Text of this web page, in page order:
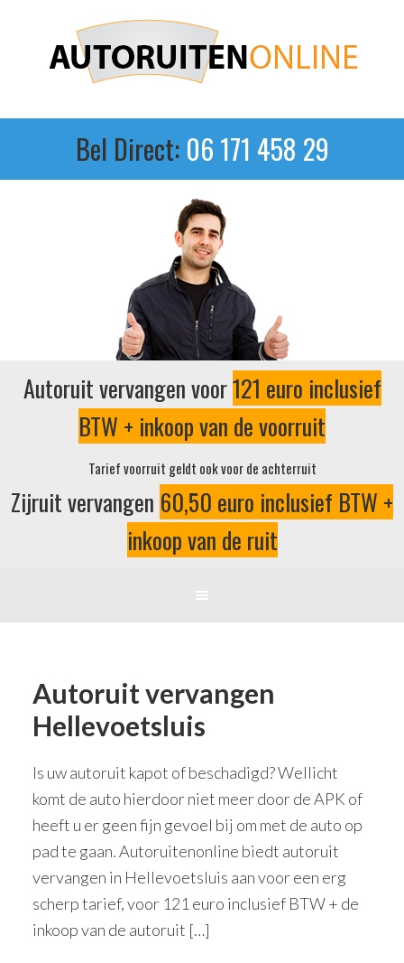
Bel Direct: 06 171 458 29
Autoruit vervangen voor121 euro inclusief
BTW + inkoop van de voorruit
Tarief voorruit geldt ook voor de achterruit
Zijruit vervangen 60,50 euro inclusief BTW +
inkoop van de ruit
Autoruit vervangen
Hellevoetsluis
Is uw autoruit kapot of beschadigd? Wellicht
komt de auto hierdoor niet meer door de APK of
heeft u er geen fijn gevoel bij om met de auto op
pad te gaan. Autoruitenonline biedt autoruit
vervangen in Hellevoetsluis aan voor een erg
scherp tarief, voor 121 euro inclusief BTW + de
inkoop van de autoruit […]